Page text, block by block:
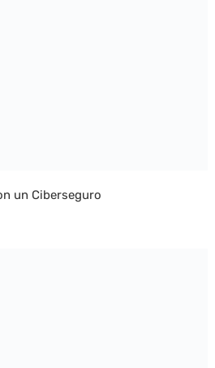
un Ciberseguro